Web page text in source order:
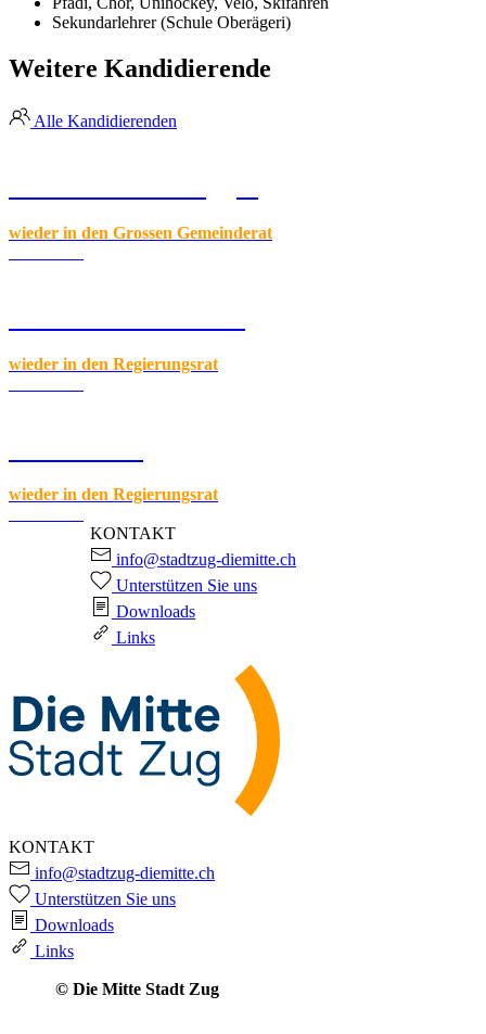
Sekundarlehrer (Schule Oberägeri)
Weitere Kandidierende
Alle Kandidierenden
wieder in den Grossen Gemeinderat
wieder in den Regierungsrat
wieder in den Regierungsrat
KONTAKT
info@stadtzug-diemitte.ch
Unterstützen Sie uns
Downloads
Links
KONTAKT
info@stadtzug-diemitte.ch
Unterstützen Sie uns
Downloads
Links
© Die Mitte Stadt Zug